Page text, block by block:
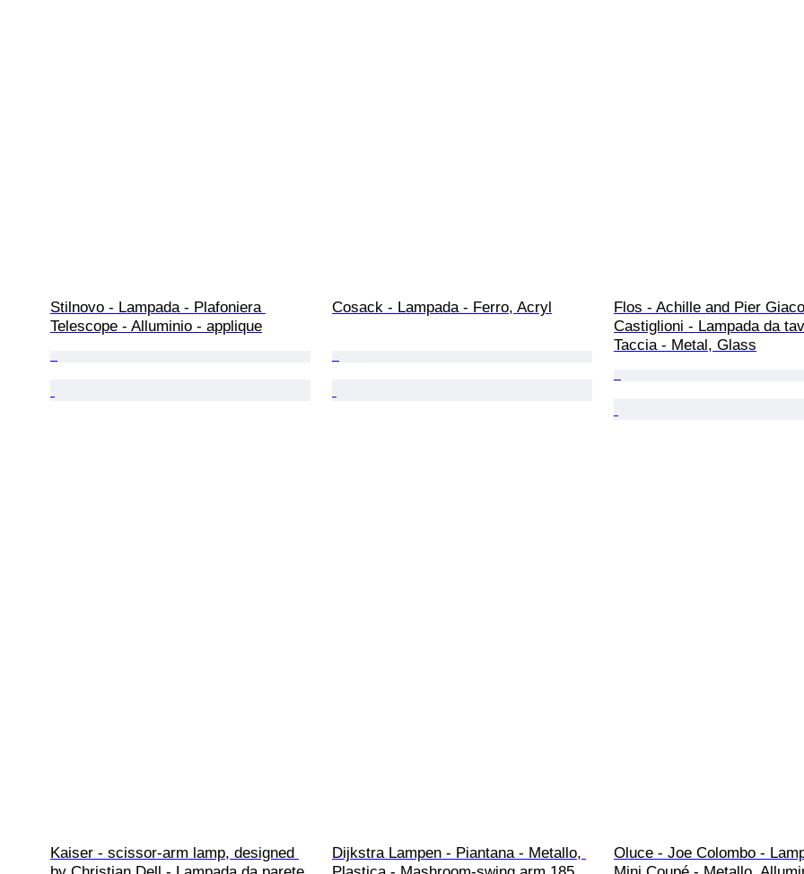
Stilnovo - Lampada - Plafoniera
Telescope - Alluminio - applique
Cosack - Lampada - Ferro, Acryl
Flos - Achille and Pier
Castiglioni - Lampada da
Taccia - Metal, Glass
Kaiser - scissor-arm lamp, designed
Dijkstra Lampen - Piantana - Metallo,
Oluce - Joe Colombo -